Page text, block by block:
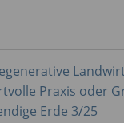
Praxis oder
Erde 3/25